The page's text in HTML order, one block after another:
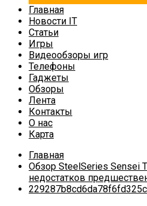
Главная
Новости IT
Статьи
Игры
Видеообзоры игр
Телефоны
Гаджеты
Обзоры
Лента
Контакты
О нас
Карта
Главная
Обзор SteelSeries Sensei
недостатков